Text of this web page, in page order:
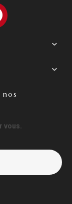
vous.